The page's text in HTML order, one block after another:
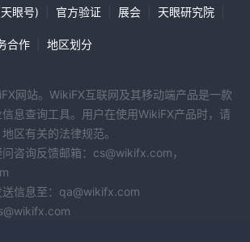
眼号) 官方验证 展会 天眼研究院
合作 地区划分
网站。WikiFX互联网及其移动端产品是一款
息查询工具。用户在使用WikiFX产品时，请
区有关的法律规范。
咨询反馈邮箱：cs@wikifx.com，
送信息至：qa@wikifx.com